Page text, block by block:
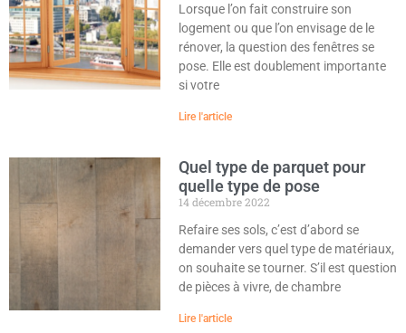
Lorsque l’on fait construire son
logement ou que l’on envisage de le
rénover, la question des fenêtres se
pose. Elle est doublement importante
si votre
Lire l'article
Quel type de parquet pour
quelle type de pose
14 décembre 2022
Refaire ses sols, c’est d’abord se
demander vers quel type de matériaux,
on souhaite se tourner. S’il est question
de pièces à vivre, de chambre
Lire l'article